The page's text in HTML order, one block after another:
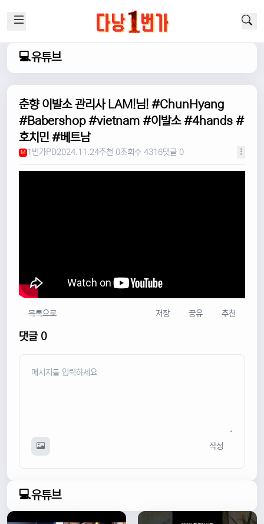
💻유튜브
춘향 이발소 관리사 LAM!님! #ChunHyang
#Babershop #vietnam #이발소 #4hands #
호치민 #베트남
M 1번가PD2024.11.24추천 0조회수 4316댓글 0
목록으로 저장 공유 추천
댓글 0
작성
💻유튜브